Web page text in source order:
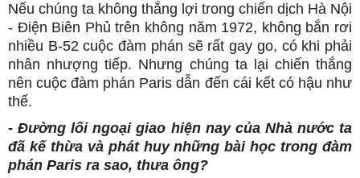
Nếu chúng ta không thắng lợi trong chiến dịch Hà Nội
- Điện Biên Phủ trên không năm 1972, không bắn rơi
nhiều B-52 cuộc đàm phán sẽ rất gay go, có khi phải
nhân nhượng tiếp. Nhưng chúng ta lại chiến thắng
nên cuộc đàm phán Paris dẫn đến cái kết có hậu như
thế.
- Đường lối ngoại giao hiện nay của Nhà nước ta
đã kế thừa và phát huy những bài học trong đàm
phán Paris ra sao, thưa ông?